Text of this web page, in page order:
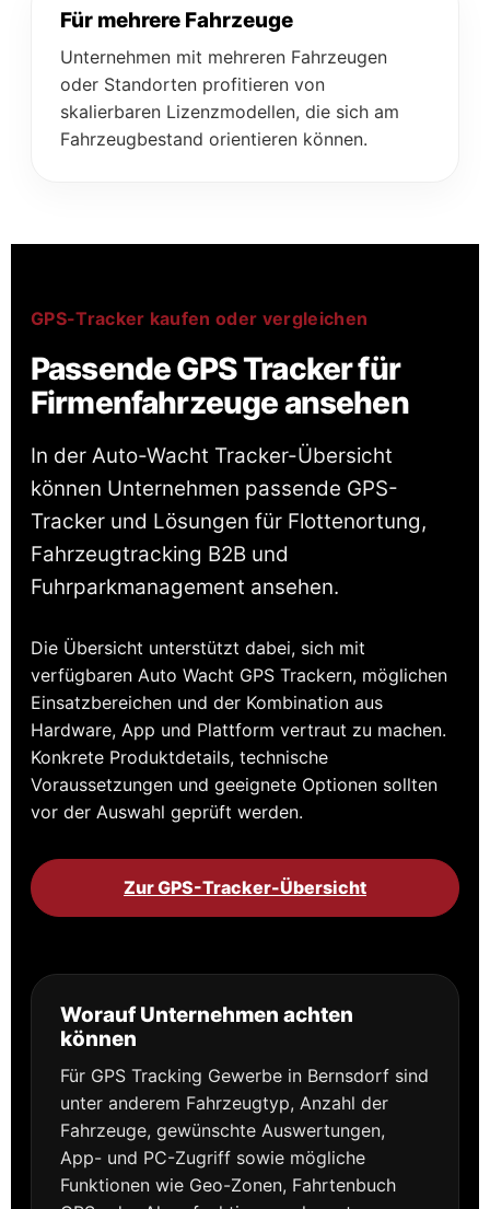
Für mehrere Fahrzeuge
Unternehmen mit mehreren Fahrzeugen
oder Standorten profitieren von
skalierbaren Lizenzmodellen, die sich am
Fahrzeugbestand orientieren können.
GPS-Tracker kaufen oder vergleichen
Passende GPS Tracker für
Firmenfahrzeuge ansehen
In der Auto-Wacht Tracker-Übersicht
können Unternehmen passende GPS-
Tracker und Lösungen für Flottenortung,
Fahrzeugtracking B2B und
Fuhrparkmanagement ansehen.
Die Übersicht unterstützt dabei, sich mit
verfügbaren Auto Wacht GPS Trackern, möglichen
Einsatzbereichen und der Kombination aus
Hardware, App und Plattform vertraut zu machen.
Konkrete Produktdetails, technische
Voraussetzungen und geeignete Optionen sollten
vor der Auswahl geprüft werden.
Zur GPS-Tracker-Übersicht
Worauf Unternehmen achten
können
Für GPS Tracking Gewerbe in Bernsdorf sind
unter anderem Fahrzeugtyp, Anzahl der
Fahrzeuge, gewünschte Auswertungen,
App- und PC-Zugriff sowie mögliche
Funktionen wie Geo-Zonen, Fahrtenbuch